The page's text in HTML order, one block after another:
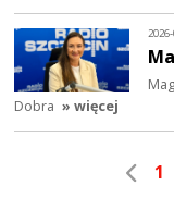
Dobra » więcej
1